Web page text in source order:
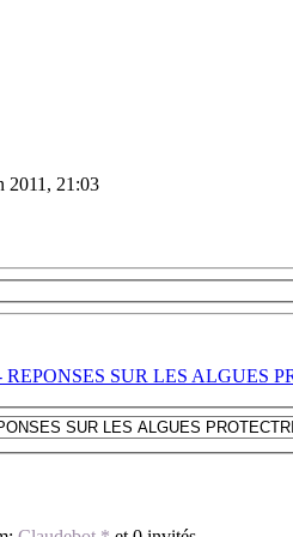
2011, 21:03
REPONSES SUR LES ALGUES